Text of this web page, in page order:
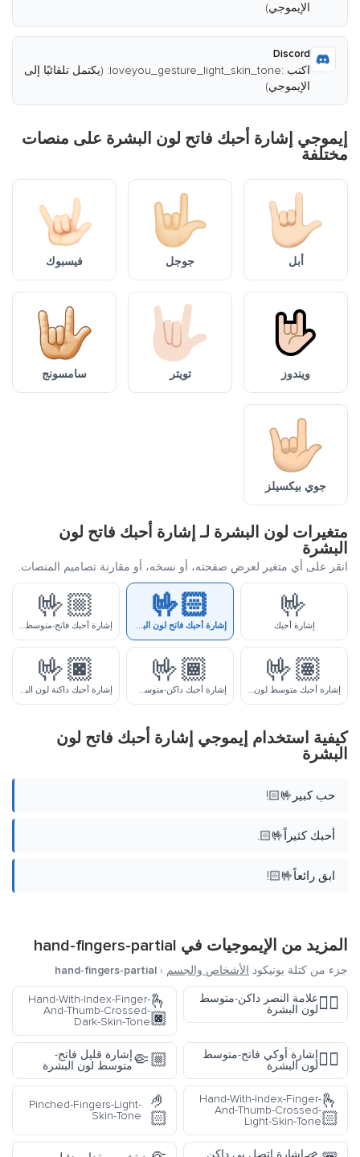
الإيموجي)
Discord
اكتب :loveyou_gesture_light_skin_tone: (يكتمل تلقائيًا إلى
الإيموجي)
إيموجي إشارة أحبك فاتح لون البشرة على منصات
مختلفة
أبل جوجل فيسبوك
ويندوز تويتر سامسونج
جوي بيكسيلز
متغيرات لون البشرة لـ إشارة أحبك فاتح لون
البشرة
انقر على أي متغير لعرض صفحته، أو نسخه، أو مقارنة تصاميم المنصات.
🤟
إشارة أحبك
🤟🏻
إشارة أحبك فاتح لون البشرة
🤟🏼
إشارة أحبك فاتح-متوسط لون البشرة
🤟🏽
إشارة أحبك متوسط لون البشرة
🤟🏾
إشارة أحبك داكن-متوسط لون البشرة
🤟🏿
إشارة أحبك داكنة لون البشرة
كيفية استخدام إيموجي إشارة أحبك فاتح لون
البشرة
حب كبير🤟🏻!
أحبك كثيراً🤟🏻.
ابق رائعاً🤟🏻!
المزيد من الإيموجيات في hand-fingers-partial
جزء من كتلة يونيكود الأشخاص والجسم ›
hand-fingers-partial
✌🏾علامة النصر داكن-متوسط
لون البشرة
🫰
🏿
Hand-With-Index-Finger-
And-Thumb-Crossed-
Dark-Skin-Tone
👌🏼إشارة أوكي فاتح-متوسط
لون البشرة
🤏🏼إشارة قليل فاتح-
متوسط لون البشرة
🫰
🏻
Hand-With-Index-Finger-
And-Thumb-Crossed-
Light-Skin-Tone
🤌
🏻
Pinched-Fingers-Light-
Skin-Tone
إشارة اتصل بي داكن